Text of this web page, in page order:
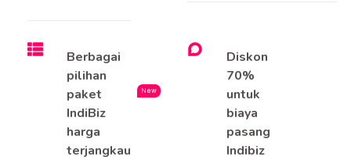
Berbagai
pilihan
paket
IndiBiz
harga
terjangkau
New
Diskon
70%
untuk
biaya
pasang
Indibiz